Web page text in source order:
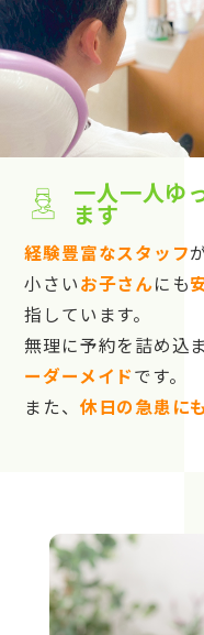
一人一人ゆ
ます
経験豊富なスタッフ
小さいお子さんにも
指しています。
無理に予約を詰め込
ーダーメイドです。
また、 休日の急患に